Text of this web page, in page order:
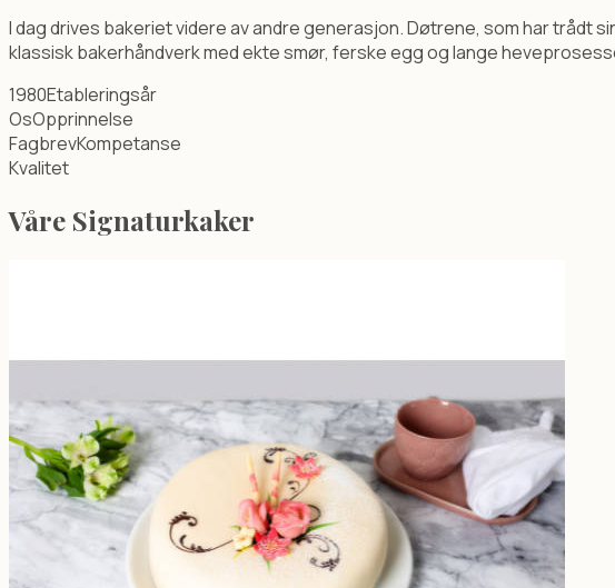
I dag drives bakeriet videre av andre generasjon. Døtrene, som har trådt
klassisk bakerhåndverk med ekte smør, ferske egg og lange
1980Etableringsår
OsOpprinnelse
FagbrevKompetanse
Kvalitet
Våre Signaturkaker